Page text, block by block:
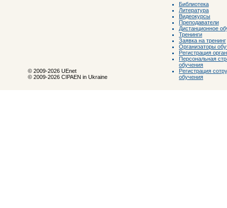
© 2009-2026 UEnet
© 2009-2026 CIPAEN in Ukraine
Библиотека
Литература
Видеокурсы
Преподаватели
Дистанционное
Тренинги
Заявка на тренинг
Организаторы
Регистрация
Персональная
обучения
Регистрация
обучения